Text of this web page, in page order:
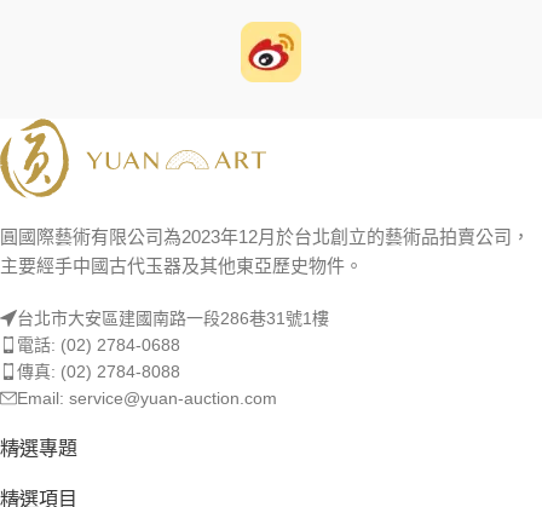
圓國際藝術有限公司為2023年12月於台北創立的藝術品拍賣公司，
主要經手中國古代玉器及其他東亞歷史物件。
台北市大安區建國南路一段286巷31號1樓
電話: (02) 2784-0688
傳真: (02) 2784-8088
Email: service@yuan-auction.com
精選專題
精選項目